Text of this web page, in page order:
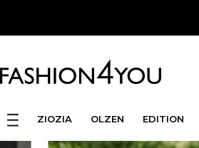
ZIOZIA OLZEN EDITION